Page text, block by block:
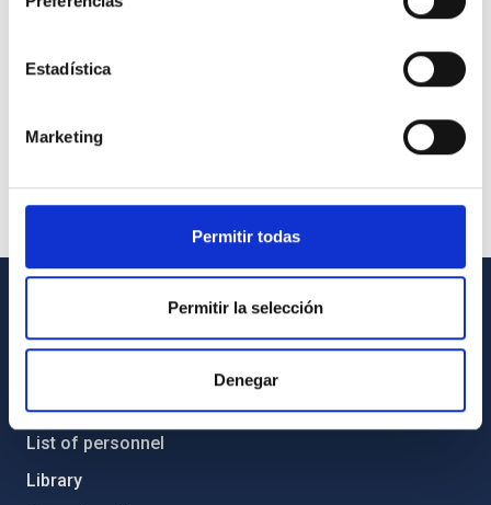
Estadística
Marketing
Permitir todas
Permitir la selección
Denegar
How to get to the IAC
List of personnel
Library